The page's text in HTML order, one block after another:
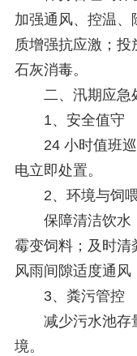
加强通风、控温
质增强抗应激；
石灰消毒。
二、汛期应急
1、安全值守
24 小时值班巡
电立即处置。
2、环境与饲
保障清洁饮水，
霉变饲料；及时清
风雨间隙适度通风
3、粪污管控
减少污水池存量
境。